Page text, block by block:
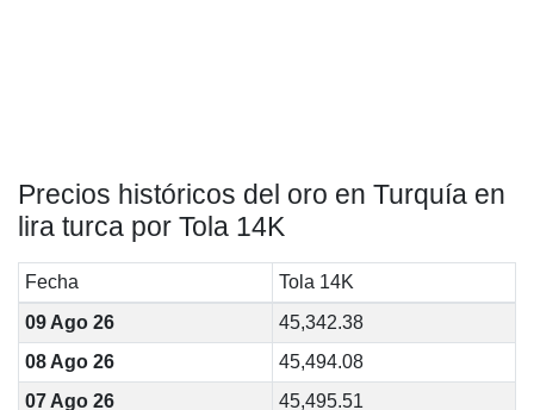
Precios históricos del oro en Turquía en
lira turca por Tola 14K
Fecha
Tola 14K
09 Ago 26
45,342.38
08 Ago 26
45,494.08
07 Ago 26
45,495.51